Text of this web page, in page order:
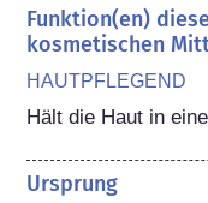
Funktion(en)
kosmetischen
HAUTPFLEGEND
Hält die Haut in
Ursprung